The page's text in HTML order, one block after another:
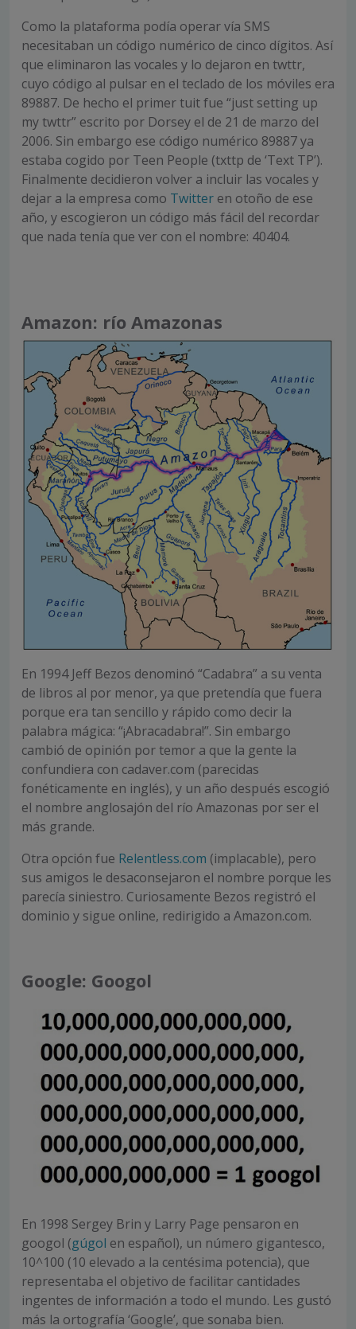
Como la plataforma podía operar vía SMS
necesitaban un código numérico de cinco dígitos. Así
que eliminaron las vocales y lo dejaron en twttr,
cuyo código al pulsar en el teclado de los móviles era
89887. De hecho el primer tuit fue “just setting up
my twttr” escrito por Dorsey el de 21 de marzo del
2006. Sin embargo ese código numérico 89887 ya
estaba cogido por Teen People (txttp de ‘Text TP’).
Finalmente decidieron volver a incluir las vocales y
dejar a la empresa como Twitter en otoño de ese
año, y escogieron un código más fácil del recordar
que nada tenía que ver con el nombre: 40404.
Amazon: río Amazonas
En 1994 Jeff Bezos denominó “Cadabra” a su venta
de libros al por menor, ya que pretendía que fuera
porque era tan sencillo y rápido como decir la
palabra mágica: “¡Abracadabra!”. Sin embargo
cambió de opinión por temor a que la gente la
confundiera con cadaver.com (parecidas
fonéticamente en inglés), y un año después escogió
el nombre anglosajón del río Amazonas por ser el
más grande.
Otra opción fue Relentless.com (implacable), pero
sus amigos le desaconsejaron el nombre porque les
parecía siniestro. Curiosamente Bezos registró el
dominio y sigue online, redirigido a Amazon.com.
Google: Googol
En 1998 Sergey Brin y Larry Page pensaron en
googol (gúgol en español), un número gigantesco,
10^100 (10 elevado a la centésima potencia), que
representaba el objetivo de facilitar cantidades
ingentes de información a todo el mundo. Les gustó
más la ortografía ‘Google’, que sonaba bien.